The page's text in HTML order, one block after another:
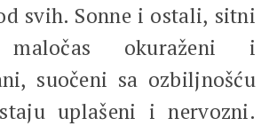
svih. Sonne i ostali, sitni
maločas okuraženi i
suočeni sa ozbiljnošću
uplašeni i nervozni.